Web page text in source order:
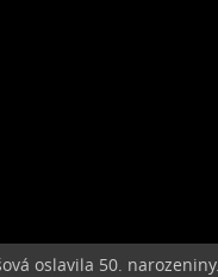
oslavila 50. narozeniny.